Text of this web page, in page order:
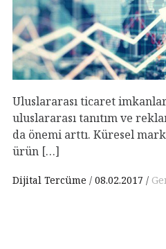
Uluslararası ticaret
uluslararası tanıtım ve
da önemi arttı. Küresel
ürün […]
Dijital Tercüme 08.02.2017